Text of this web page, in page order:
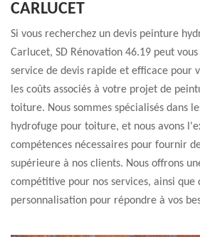
CARLUCET
Si vous recherchez un devis peinture
Carlucet, SD Rénovation 46.19 peut
service de devis rapide et efficace pour
les coûts associés à votre projet de
toiture. Nous sommes spécialisés dans
hydrofuge pour toiture, et nous avons
compétences nécessaires pour fournir
supérieure à nos clients. Nous offrons
compétitive pour nos services, ainsi que
personnalisation pour répondre à vos